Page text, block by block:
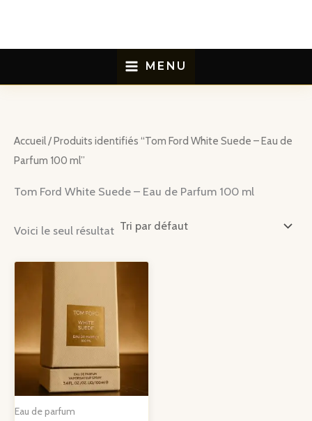
contenu
MENU
Accueil/ Produits identifiés “Tom Ford White Suede – Eau de
Parfum 100 ml”
Tom Ford White Suede – Eau de Parfum 100 ml
Voici le seul résultat
Eau de parfum